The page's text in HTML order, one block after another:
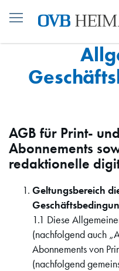
AGB für Print-
Abonnements
redaktionelle
Geltungsbereich
1.1 Diese
(nachfolgend auch
Abonnements von
(nachfolgend